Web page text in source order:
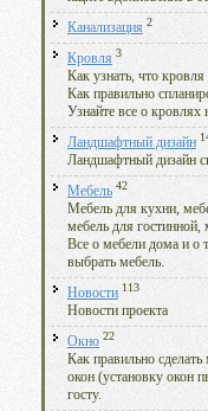
Канализация 2
Кровля 3
Как узнать, что
Как правильно
Узнайте все о кровлях
Ландшафтный дизайн
Ландшафтный дизайн
Мебель 42
Мебель для кухни,
мебель для гостинной,
Все о мебели дома и о
выбрать мебель.
Новости 113
Новости проекта
Окно 22
Как правильно
окон (установку окон
госту.